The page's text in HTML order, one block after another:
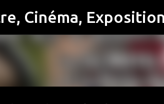
au contenu principal